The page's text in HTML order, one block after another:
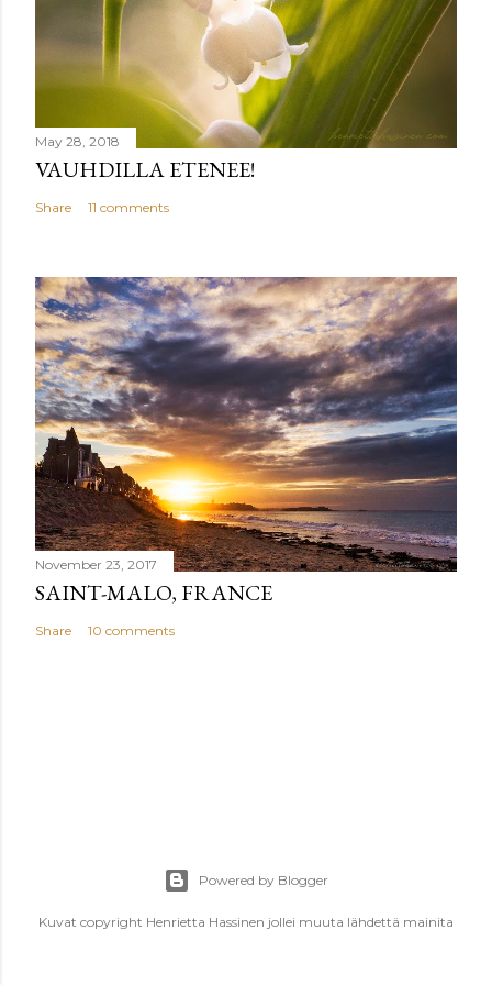
May 28, 2018
VAUHDILLA ETENEE!
Share 11 comments
November 23, 2017
SAINT-MALO, FRANCE
Share 10 comments
Powered by Blogger
Kuvat copyright Henrietta Hassinen jollei muuta lähdettä mainita